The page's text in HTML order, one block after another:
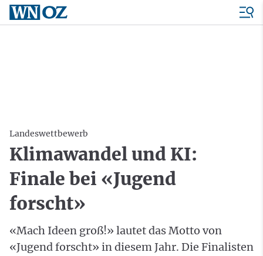
Landeswettbewerb
Klimawandel und KI:
Finale bei «Jugend
forscht»
«Mach Ideen groß!» lautet das Motto von
«Jugend forscht» in diesem Jahr. Die Finalisten